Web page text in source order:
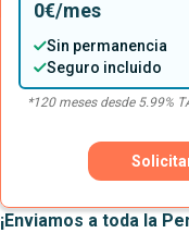
0€/mes
Sin permanencia
Seguro incluido
*120meses desde 5.99%
¡Enviamos a toda la